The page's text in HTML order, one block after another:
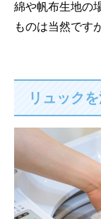
綿や帆布生地の
ものは当然です
リュック